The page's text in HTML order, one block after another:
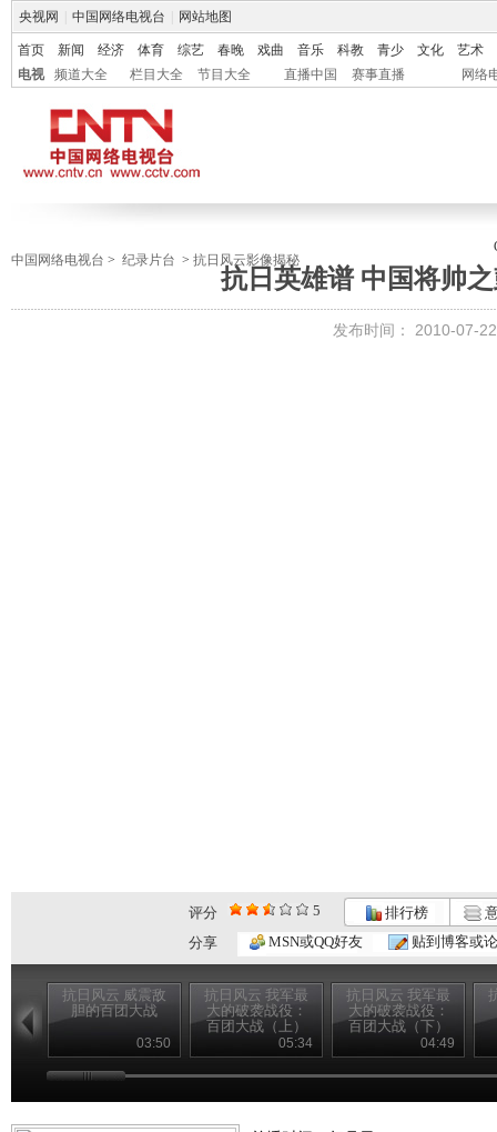
央视网 中国网络电视台 网站地图
首页 新闻 经济 体育 综艺 春晚 戏曲 音乐 科教 青少 文化
艺术
电视
频道大全 栏目大全 节目大全 直播中国 赛事直播 网络
中国网络电视台 > 纪录片台 > 抗日风云影像揭秘
抗日英雄谱 中国将帅
发布时间： 2010-07-
评分 5 排行榜
分享
MSN或QQ好友 贴到博客或
抗日风云 威震敌
胆的百团大战
03:50
抗日风云 我军最
大的破袭战役：
百团大战（上）
05:34
抗日风云 我军最
大的破袭战役：
百团大战（下）
04:49